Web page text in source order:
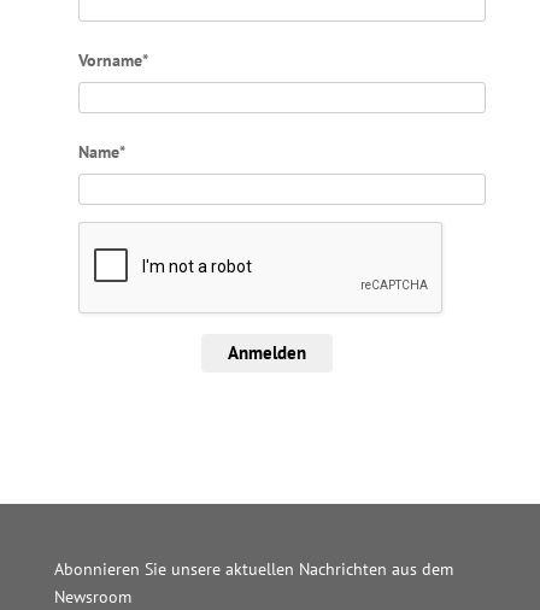
Vorname*
Name*
Anmelden
Abonnieren Sie unsere aktuellen Nachrichten aus dem
Newsroom